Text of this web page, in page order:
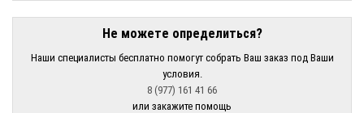
Не можете определиться?
Наши специалисты бесплатно помогут собрать Ваш заказ под Ваши
условия.
8 (977) 161 41 66
или закажите помощь